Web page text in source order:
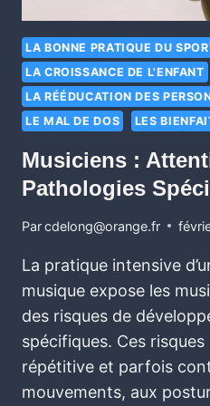
LA BONNE PRATIQUE DU
LA CROISSANCE DE L'ENFANT
LA RÉÉDUCATION DES
LE MAL DE DOS
LES
Musiciens :
Pathologies
Parcdelong@orange.fr
La pratique intensive
musique expose les
des risques de
spécifiques. Ces
répétitive et parfois
mouvements, aux